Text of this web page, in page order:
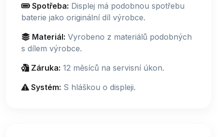
Spotřeba: Displej má podobnou spotřebu
baterie jako originální díl výrobce.
Materiál: Vyrobeno z materiálů podobných
s dílem výrobce.
Záruka: 12 měsíců na servisní úkon.
Systém: S hláškou o displeji.